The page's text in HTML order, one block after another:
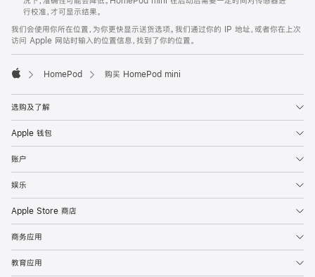
行校准，才可显示结果。
我们会使用你所在位置，为你更快显示送货选项。我们通过你的 IP 地址，或者你在上次
访问 Apple 网站时输入的位置信息，找到了你的位置。
HomePod 购买 HomePod mini
选购及了解
Apple 钱包
账户
娱乐
Apple Store 商店
商务应用
教育应用